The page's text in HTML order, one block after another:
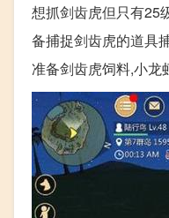
想抓剑齿虎但只有25
备捕捉剑齿虎的道具
准备剑齿虎饲料,小龙